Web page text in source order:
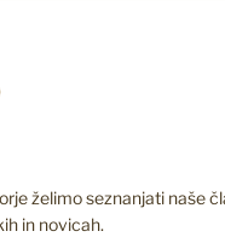
želimo seznanjati naše
in novicah.